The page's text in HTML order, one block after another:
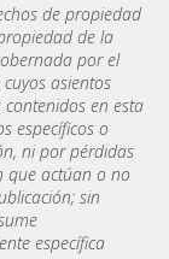
de propiedad
de la
por el
asientos
en esta
específicos o
ni por pérdidas
que actúan o no
sin
específica